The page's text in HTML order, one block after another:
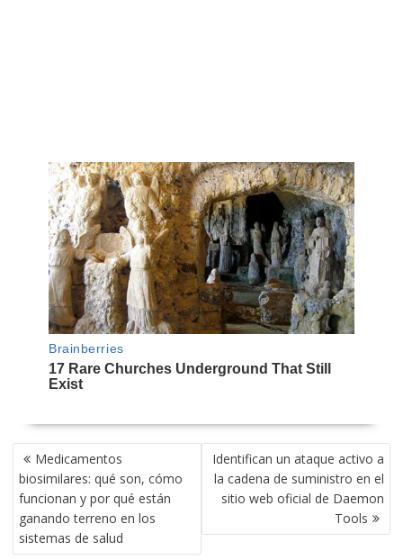
NAVEGACIÓN
DE
ENTRADAS
Medicamentos
biosimilares: qué son, cómo
funcionan y por qué están
ganando terreno en los
sistemas de salud
Identifican un ataque activo a
la cadena de suministro en el
sitio web oficial de Daemon
Tools